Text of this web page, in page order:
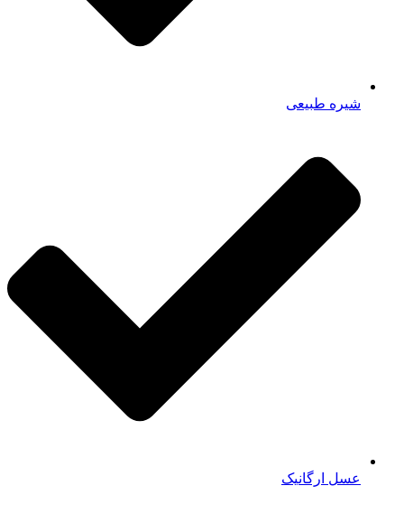
شیره طبیعی
عسل ارگانیک